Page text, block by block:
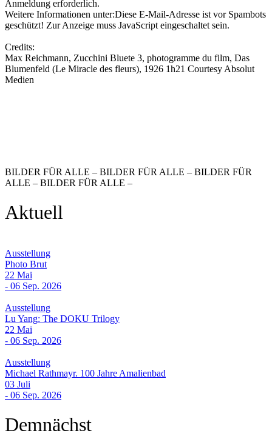
Anmeldung erforderlich.
Weitere Informationen unter:Diese E-Mail-Adresse ist vor Spambots
geschützt! Zur Anzeige muss JavaScript eingeschaltet sein.
Credits:
Max Reichmann, Zucchini Bluete 3, photogramme du film, Das
Blumenfeld (Le Miracle des fleurs), 1926 1h21 Courtesy Absolut
Medien
BILDER FÜR ALLE – BILDER FÜR ALLE – BILDER FÜR
ALLE – BILDER FÜR ALLE –
Aktuell
Ausstellung
Photo Brut
22 Mai
- 06 Sep. 2026
Ausstellung
Lu Yang: The DOKU Trilogy
22 Mai
- 06 Sep. 2026
Ausstellung
Michael Rathmayr. 100 Jahre Amalienbad
03 Juli
- 06 Sep. 2026
Demnächst